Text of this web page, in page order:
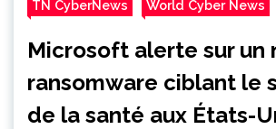
TN CyberNews World Cyber News
Microsoft alerte sur un
ransomware ciblant le
de la santé aux États-